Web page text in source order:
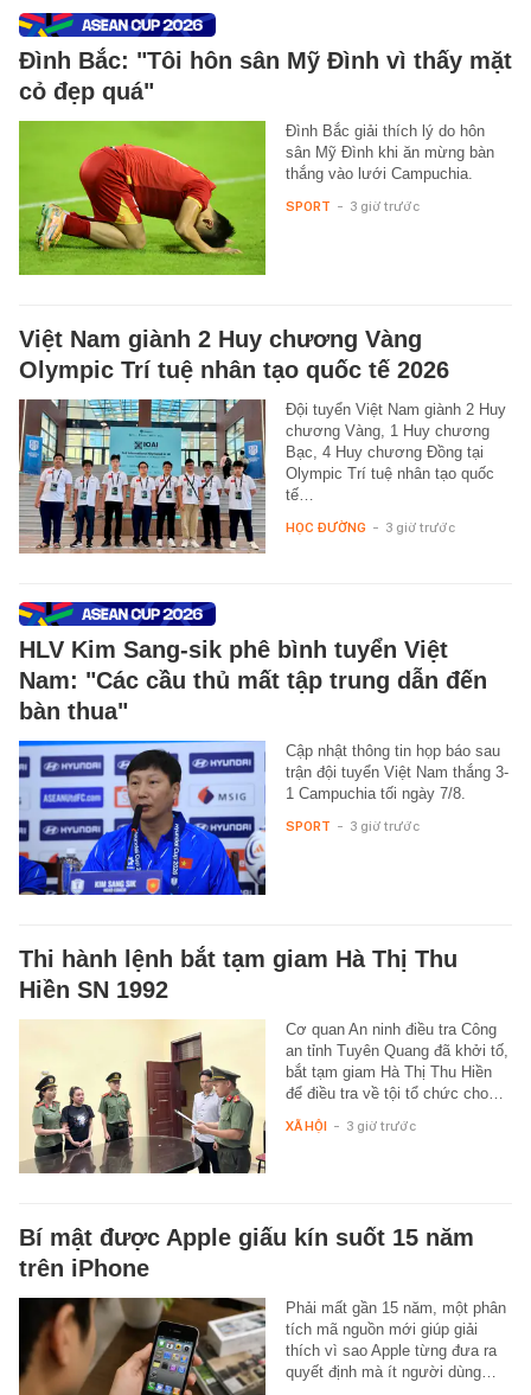
Đình Bắc: "Tôi hôn sân Mỹ Đình vì thấy mặt
cỏ đẹp quá"
Đình Bắc giải thích lý do hôn
sân Mỹ Đình khi ăn mừng bàn
thắng vào lưới Campuchia.
SPORT - 3 giờ trước
Việt Nam giành 2 Huy chương Vàng
Olympic Trí tuệ nhân tạo quốc tế 2026
Đội tuyển Việt Nam giành 2 Huy
chương Vàng, 1 Huy chương
Bạc, 4 Huy chương Đồng tại
Olympic Trí tuệ nhân tạo quốc
tế…
HỌC ĐƯỜNG - 3 giờ trước
HLV Kim Sang-sik phê bình tuyển Việt
Nam: "Các cầu thủ mất tập trung dẫn đến
bàn thua"
Cập nhật thông tin họp báo sau
trận đội tuyển Việt Nam thắng 3-
1 Campuchia tối ngày 7/8.
SPORT - 3 giờ trước
Thi hành lệnh bắt tạm giam Hà Thị Thu
Hiền SN 1992
Cơ quan An ninh điều tra Công
an tỉnh Tuyên Quang đã khởi tố,
bắt tạm giam Hà Thị Thu Hiền
để điều tra về tội tổ chức cho…
XÃ HỘI - 3 giờ trước
Bí mật được Apple giấu kín suốt 15 năm
trên iPhone
Phải mất gần 15 năm, một phân
tích mã nguồn mới giúp giải
thích vì sao Apple từng đưa ra
quyết định mà ít người dùng…